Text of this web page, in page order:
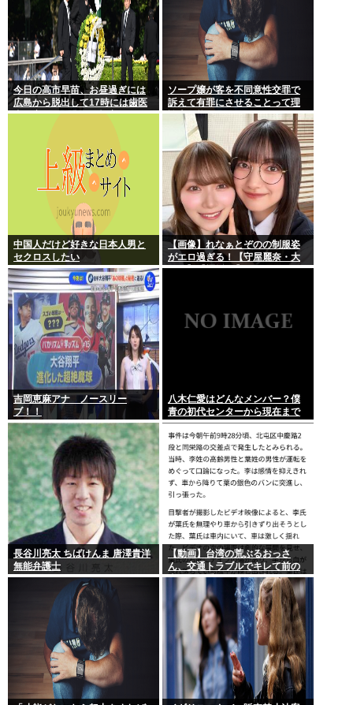
今日の高市早苗、お昼過ぎには
広島から脱出して17時には歯医
者に寄ってそのまま帰宅
ソープ嬢が客を不同意性交罪で
訴えて有罪にさせることって理
論上可能？
中国人だけど好きな日本人男と
セクロスしたい
【画像】れなぁとぞのの制服姿
がエロ過ぎる！【守屋麗奈・大
園玲】【櫻坂46】
吉岡恵麻アナ ノースリー
ブ！！
八木仁愛はどんなメンバー？僕
青の初代センターから現在まで
の活動を紹介
長谷川亮太 ちばけんま 唐澤貴洋
無能弁護士
【動画】台湾の荒ぶるおっさ
ん、交通トラブルでキレて前の
車の運転手をナイフで斬りつけ
るも壮絶な返り討ちにあう